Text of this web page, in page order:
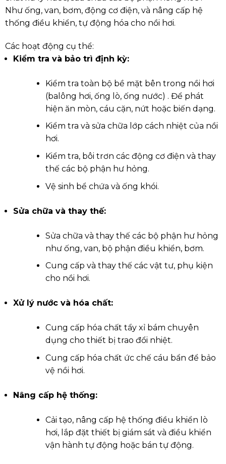
Như ống, van, bơm, động cơ điện, và nâng cấp hệ
thống điều khiển, tự động hóa cho nồi hơi.
Các hoạt động cụ thể:
Kiểm tra và bảo trì định kỳ:
Kiểm tra toàn bộ bề mặt bên trong nồi hơi
(balông hơi, ống lò, ống nước) . Để phát
hiện ăn mòn, cáu cặn, nứt hoặc biến dạng.
Kiểm tra và sửa chữa lớp cách nhiệt của nồi
hơi.
Kiểm tra, bôi trơn các động cơ điện và thay
thế các bộ phận hư hỏng.
Vệ sinh bể chứa và ống khói.
Sửa chữa và thay thế:
Sửa chữa và thay thế các bộ phận hư hỏng
như ống, van, bộ phận điều khiển, bơm.
Cung cấp và thay thế các vật tư, phụ kiện
cho nồi hơi.
Xử lý nước và hóa chất:
Cung cấp hóa chất tẩy xỉ bám chuyên
dụng cho thiết bị trao đổi nhiệt.
Cung cấp hóa chất ức chế cáu bẩn để bảo
vệ nồi hơi.
Nâng cấp hệ thống:
Cải tạo, nâng cấp hệ thống điều khiển lò
hơi, lắp đặt thiết bị giám sát và điều khiển
vận hành tự động hoặc bán tự động.